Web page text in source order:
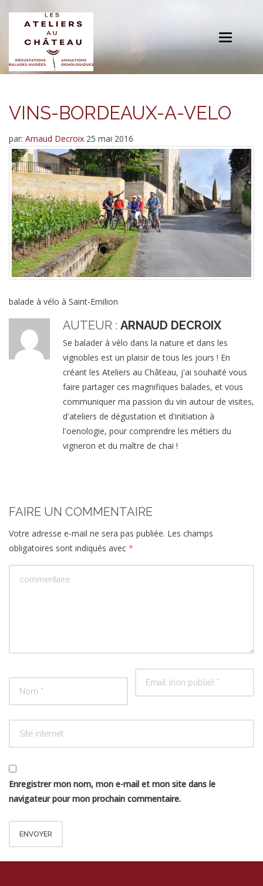
Toggle
VINS-BORDEAUX-A-VELO
par: Arnaud Decroix 25 mai 2016
balade à vélo à Saint-Emilion
AUTEUR : ARNAUD DECROIX
Se balader à vélo dans la nature et dans les
vignobles est un plaisir de tous les jours ! En
créant les Ateliers au Château, j'ai souhaité vous
faire partager ces magnifiques balades, et vous
communiquer ma passion du vin autour de visites,
d'ateliers de dégustation et d'initiation à
l'oenologie, pour comprendre les métiers du
vigneron et du maître de chai !
FAIRE UN COMMENTAIRE
Votre adresse e-mail ne sera pas publiée. Les champs
obligatoires sont indiqués avec *
Enregistrer mon nom, mon e-mail et mon site dans le
navigateur pour mon prochain commentaire.